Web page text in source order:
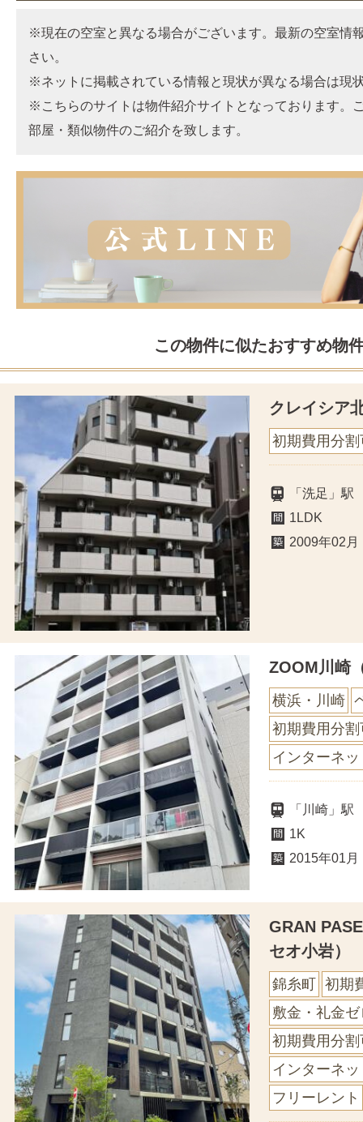
※現在の空室と異なる場合がございます。最新の空室情
さい。
※ネットに掲載されている情報と現状が異なる場合は現
※こちらのサイトは物件紹介サイトとなっております。
部屋・類似物件のご紹介を致します。
この物件に似たおすすめ物
クレイシア
初期費用分割
「洗足」
1LDK
2009年02月
ZOOM川崎
横浜・川崎
初期費用分割
インターネ
「川崎」
1K
2015年01月
GRAN
セオ小岩）
錦糸町
初期
敷金・礼金ゼ
初期費用分割
インターネ
フリーレント